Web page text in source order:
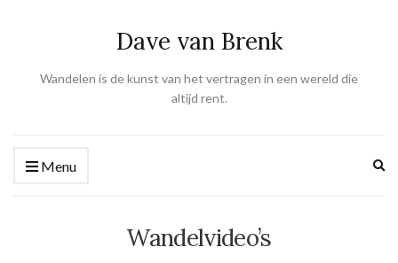
Dave van Brenk
Wandelen is de kunst van het vertragen in een wereld die
altijd rent.
Menu
Wandelvideo’s